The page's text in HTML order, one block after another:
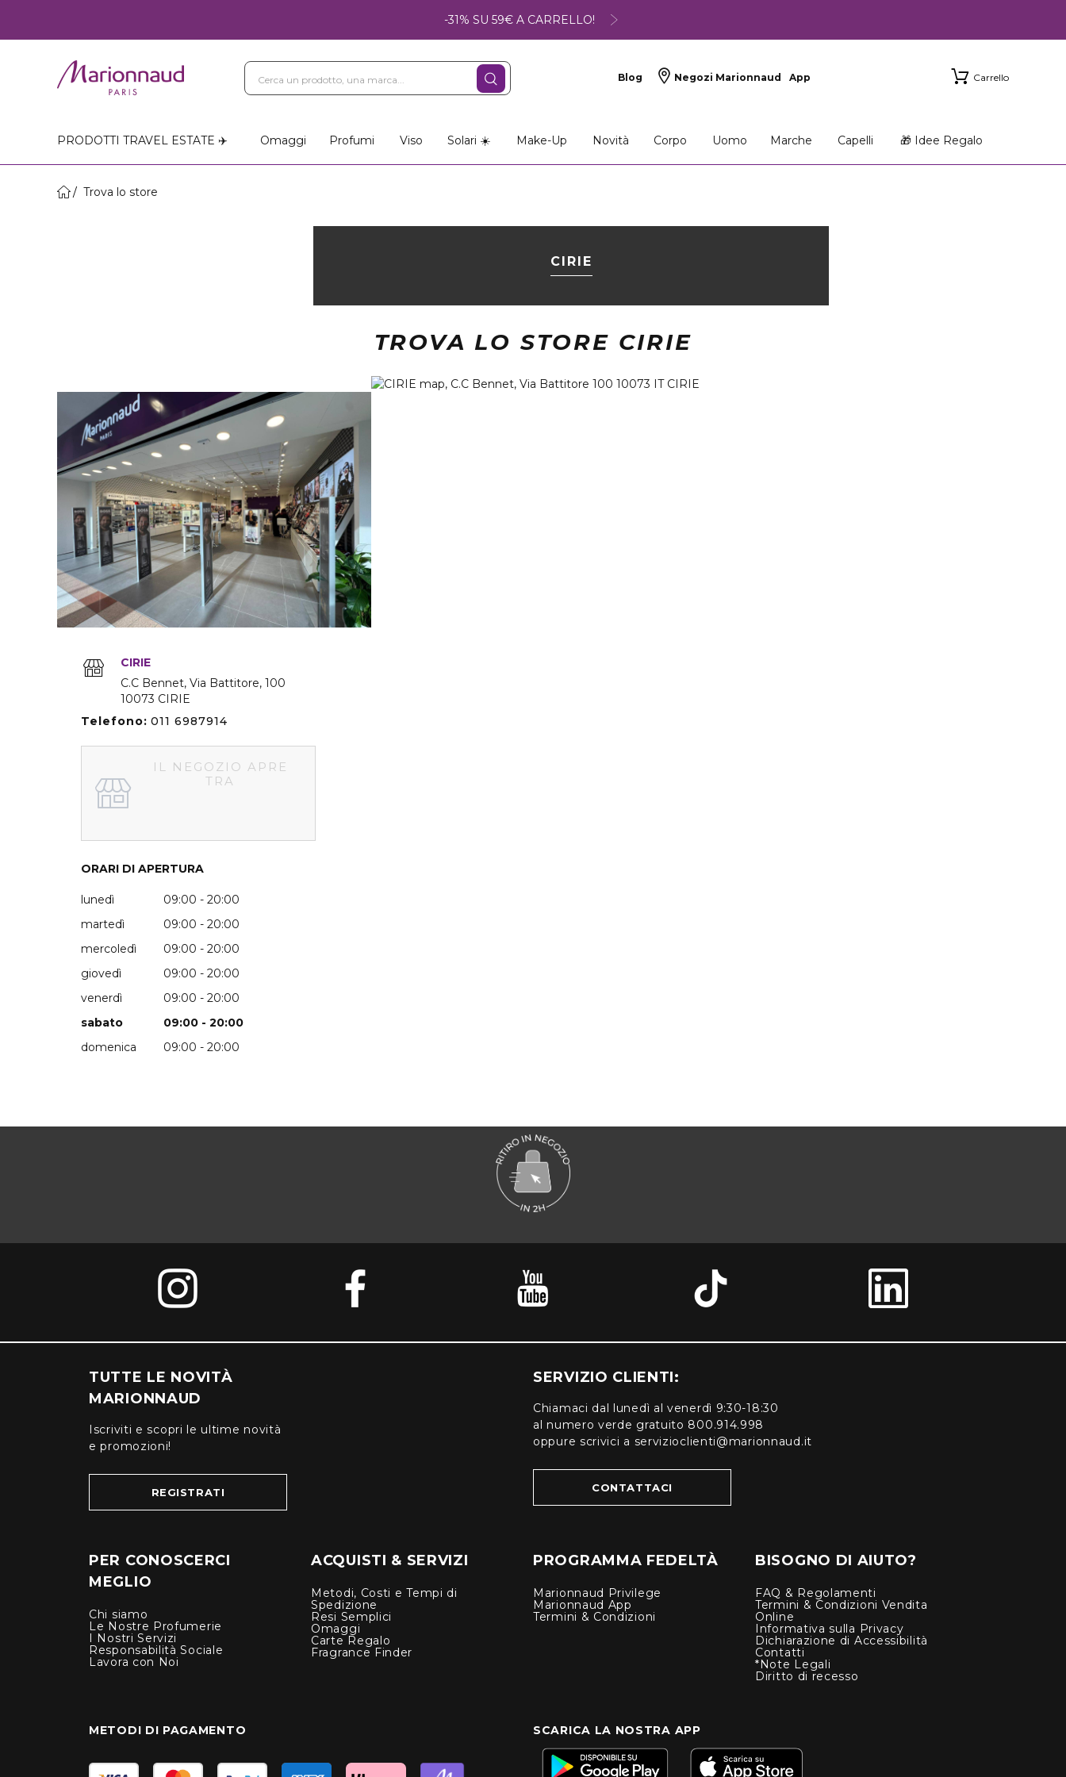
-31% SU 59€ A CARRELLO!
Blog Negozi Marionnaud App Carrello
PRODOTTI TRAVEL ESTATE ✈️ Omaggi Profumi Viso Solari ☀️ Make-Up Novità Corpo Uomo Marche Capelli 🎁 Idee Regalo
Trova lo store
CIRIE
TROVA LO STORE CIRIE
CIRIE
C.C Bennet, Via Battitore 100
10073 CIRIE
Telefono: 011 6987914
ORARI DI APERTURA
lunedì
09:00 - 20:00
martedì
09:00 - 20:00
mercoledì
09:00 - 20:00
giovedì
09:00 - 20:00
venerdì
09:00 - 20:00
sabato
09:00 - 20:00
domenica
09:00 - 20:00
IL NEGOZIO APRE
TRA
TUTTE LE NOVITÀ
MARIONNAUD
Iscriviti e scopri le ultime novità
e promozioni!
REGISTRATI
SERVIZIO CLIENTI:
Chiamaci dal lunedì al venerdì 9:30-18:30
al numero verde gratuito 800.914.998
oppure scrivici a servizioclienti@marionnaud.it
CONTATTACI
PER CONOSCERCI
MEGLIO
Chi siamo
Le Nostre Profumerie
I Nostri Servizi
Responsabilità Sociale
Lavora con Noi
ACQUISTI & SERVIZI
Metodi, Costi e Tempi di
Spedizione
Resi Semplici
Omaggi
Carte Regalo
Fragrance Finder
PROGRAMMA FEDELTÀ
Marionnaud Privilege
Marionnaud App
Termini & Condizioni
BISOGNO DI AIUTO?
FAQ & Regolamenti
Termini & Condizioni Vendita
Online
Informativa sulla Privacy
Dichiarazione di Accessibilità
Contatti
*Note Legali
Diritto di recesso
METODI DI PAGAMENTO SCARICA LA NOSTRA APP